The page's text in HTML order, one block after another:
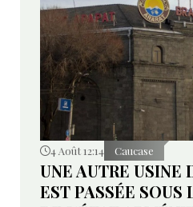
4 Août 12:14 Caucase
UNE AUTRE USINE
EST PASSÉE SOUS